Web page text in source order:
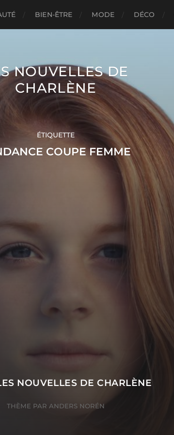
BIEN-ÊTRE MODE DÉCO
NOUVELLES DE
CHARLÈNE
ÉTIQUETTE
COUPE FEMME
NOUVELLES DE CHARLÈNE
THÈME PAR ANDERS NORÉN